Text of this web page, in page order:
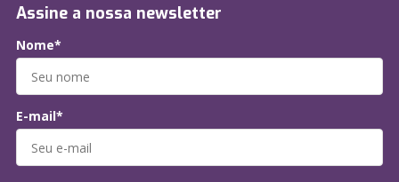
Assine a nossa newsletter
Nome*
E-mail*